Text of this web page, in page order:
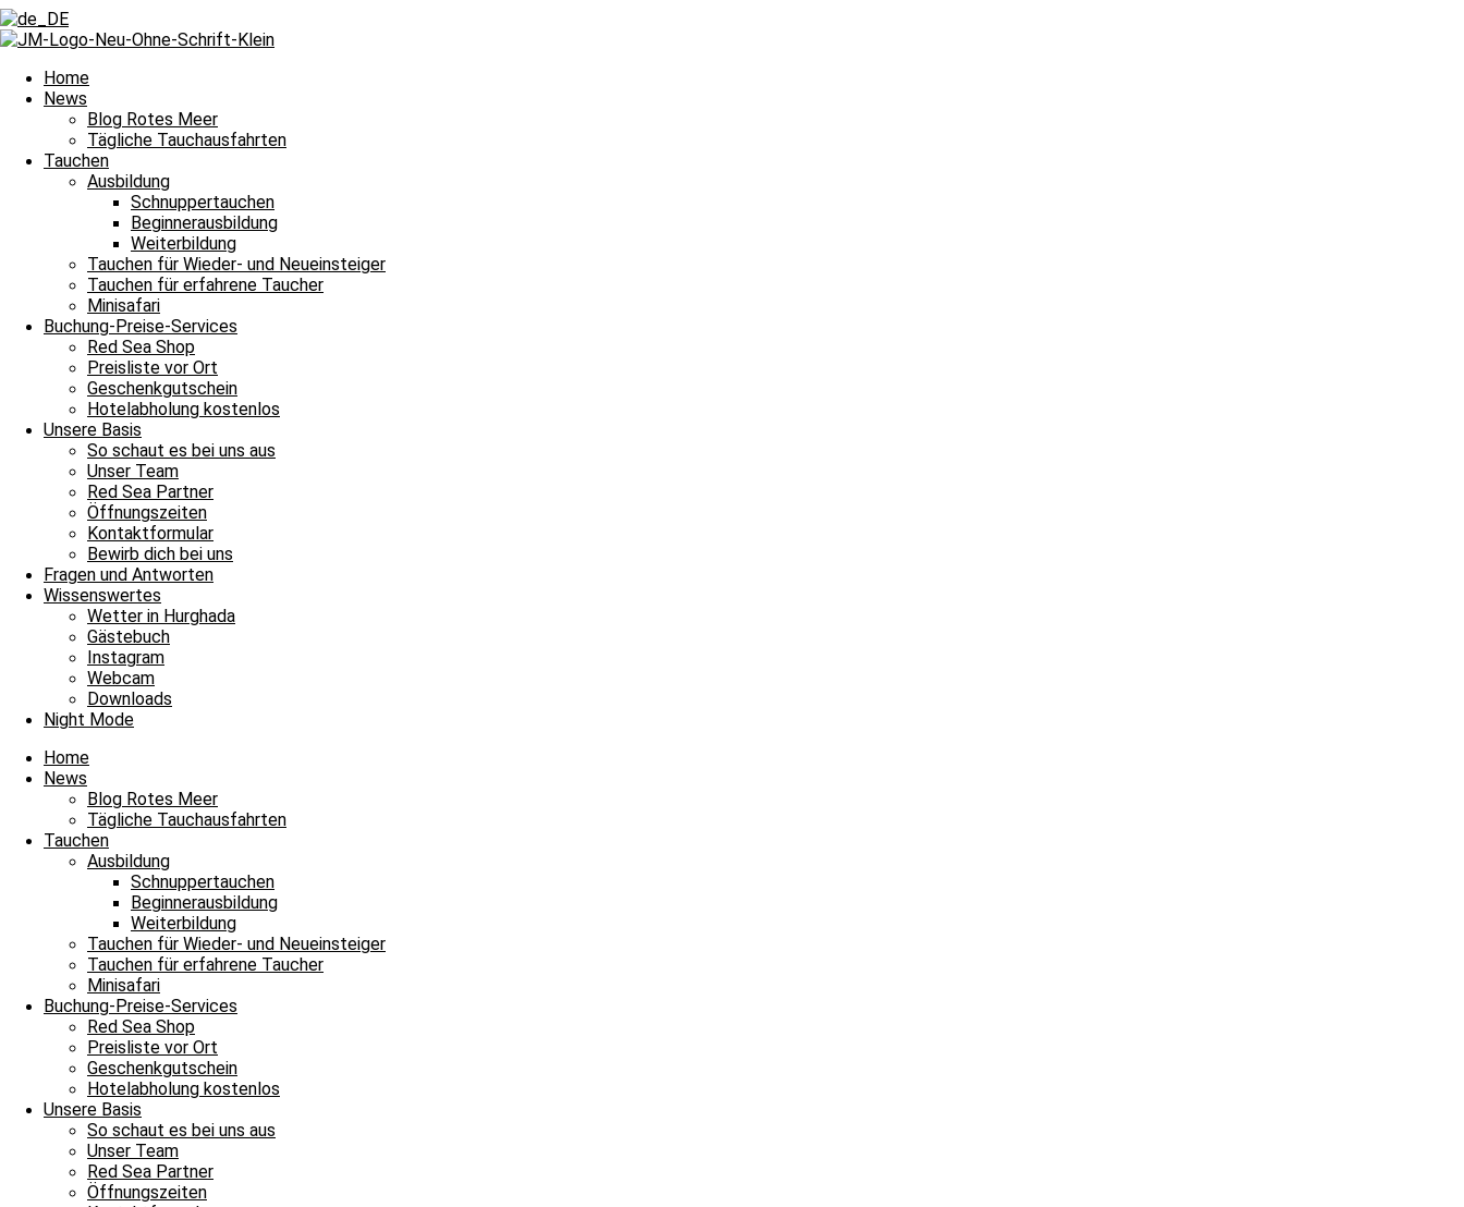
Home
News
Blog Rotes Meer
Tägliche Tauchausfahrten
Tauchen
Ausbildung
Schnuppertauchen
Beginnerausbildung
Weiterbildung
Tauchen für Wieder- und Neueinsteiger
Tauchen für erfahrene Taucher
Minisafari
Buchung-Preise-Services
Red Sea Shop
Preisliste vor Ort
Geschenkgutschein
Hotelabholung kostenlos
Unsere Basis
So schaut es bei uns aus
Unser Team
Red Sea Partner
Öffnungszeiten
Kontaktformular
Bewirb dich bei uns
Fragen und Antworten
Wissenswertes
Wetter in Hurghada
Gästebuch
Instagram
Webcam
Downloads
Night Mode
Home
News
Blog Rotes Meer
Tägliche Tauchausfahrten
Tauchen
Ausbildung
Schnuppertauchen
Beginnerausbildung
Weiterbildung
Tauchen für Wieder- und Neueinsteiger
Tauchen für erfahrene Taucher
Minisafari
Buchung-Preise-Services
Red Sea Shop
Preisliste vor Ort
Geschenkgutschein
Hotelabholung kostenlos
Unsere Basis
So schaut es bei uns aus
Unser Team
Red Sea Partner
Öffnungszeiten
Tägliche Tauchausfahrten
Unsere Erlebnisse im Roten Meer
Archiv
Unser Wassertaxi war pünktlich zur Stelle
18. Juli 2025
Weiterlesen »